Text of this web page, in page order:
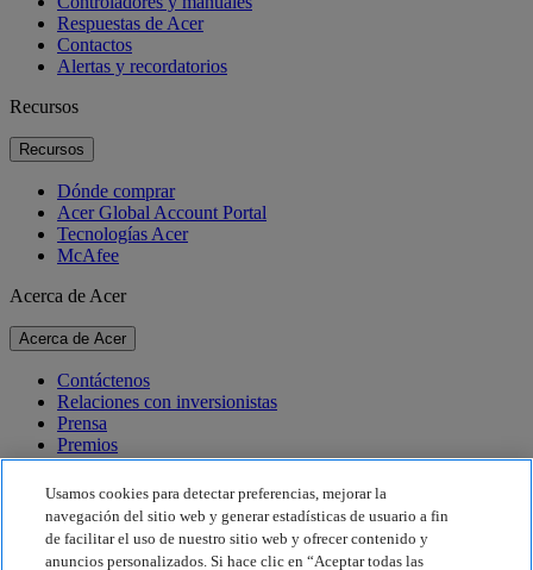
Respuestas de Acer
Contactos
Alertas y recordatorios
Recursos
Recursos
Dónde comprar
Acer Global Account Portal
Tecnologías Acer
McAfee
Acerca de Acer
Acerca de Acer
Contáctenos
Relaciones con inversionistas
Prensa
Premios
Eventos
Sostenibilidad
Sostenibilidad
Usamos cookies para detectar preferencias, mejorar la
navegación del sitio web y generar estadísticas de usuario a fin
de facilitar el uso de nuestro sitio web y ofrecer contenido y
anuncios personalizados. Si hace clic en “Aceptar todas las